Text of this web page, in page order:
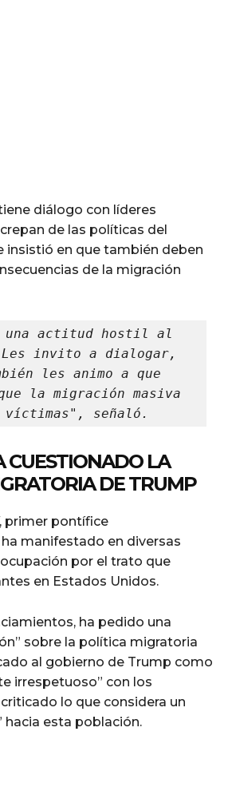
diálogo con líderes
de las políticas del
insistió en que también deben
de la migración
una actitud hostil al
invito a dialogar,
les animo a que
la migración masiva
señaló.
CUESTIONADO LA
DE TRUMP
primer pontífice
manifestado en diversas
por el trato que
en Estados Unidos.
ha pedido una
sobre la política migratoria
al gobierno de Trump como
irrespetuoso” con los
lo que considera un
hacia esta población.